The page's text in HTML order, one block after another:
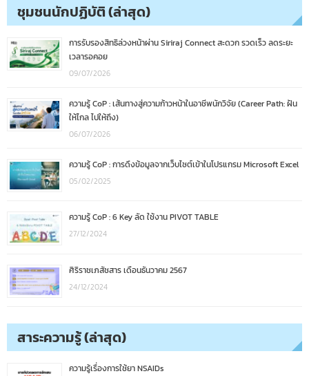
ชุมชนนักปฏิบัติ (ล่าสุด)
การรับรองสิทธิล่วงหน้าผ่าน Siriraj Connect สะดวก รวดเร็ว ลดระยะ
เวลารอคอย
09/07/2026
ความรู้ CoP : เส้นทางสู่ความก้าวหน้าในอาชีพนักวิจัย (Career Path: ฝัน
ให้ไกล ไปให้ถึง)
06/07/2026
ความรู้ CoP : การดึงข้อมูลจากเว็บไซต์เข้าในโปรแกรม Microsoft Excel
05/02/2025
ความรู้ CoP : 6 Key ลัด ใช้งาน PIVOT TABLE
27/12/2024
ศิริราชเภสัชสาร เดือนธันวาคม 2567
24/12/2024
สาระความรู้ (ล่าสุด)
ความรู้เรื่องการใช้ยา NSAIDs